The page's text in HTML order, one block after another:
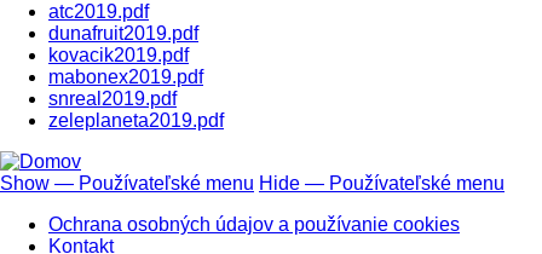
atc2019.pdf
dunafruit2019.pdf
kovacik2019.pdf
mabonex2019.pdf
snreal2019.pdf
zeleplaneta2019.pdf
Používateľské
Show — Používateľské menu Hide — Používateľské menu
Ochrana osobných údajov a používanie cookies
Kontakt